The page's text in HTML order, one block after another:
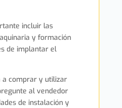
incluir las
y formación
de implantar el
a comprar y utilizar
al vendedor
de instalación y